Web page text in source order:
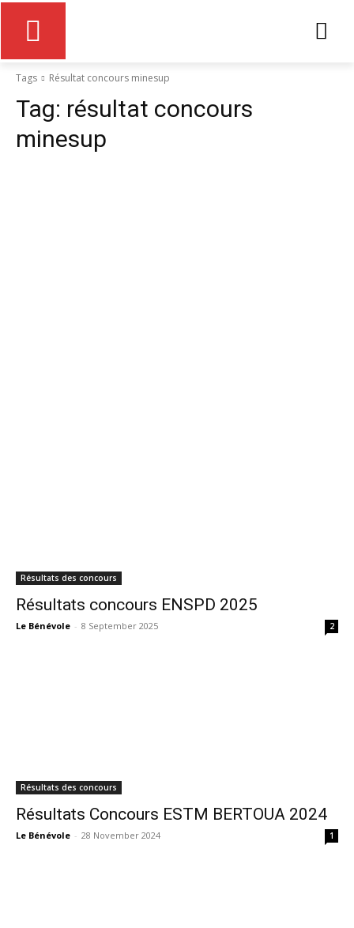
Tags Résultat concours minesup
Tag: résultat concours
minesup
Résultats des concours
Résultats concours ENSPD 2025
Le Bénévole - 8 September 2025 2
Résultats des concours
Résultats Concours ESTM BERTOUA 2024
Le Bénévole - 28 November 2024 1